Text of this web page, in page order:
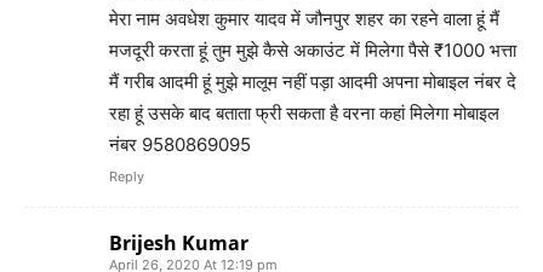
मेरा नाम अवधेश कुमार यादव में जौनपुर शहर का रहने वाला हूं मैं
मजदूरी करता हूं तुम मुझे कैसे अकाउंट में मिलेगा पैसे ₹1000 भत्ता
मैं गरीब आदमी हूं मुझे मालूम नहीं पड़ा आदमी अपना मोबाइल नंबर दे
रहा हूं उसके बाद बताता फ्री सकता है वरना कहां मिलेगा मोबाइल
नंबर 9580869095
Reply
Brijesh Kumar
April 26, 2020 At 12:19 pm